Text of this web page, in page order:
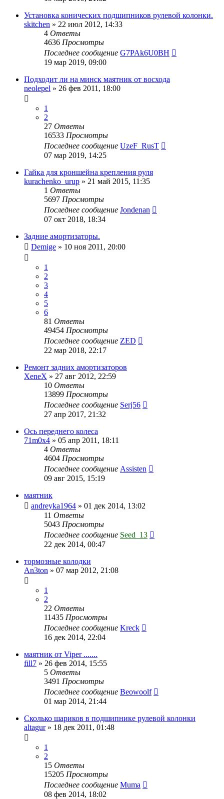
Установка конических подшипников рулевой колонки.
skitchen » 22 июл 2012, 14:33
4 Ответы
4636 Просмотры
Последнее сообщение G7PAk6U0BH
19 мар 2019, 09:00
Подходит ли на минск маятник от восхода
neolepel » 26 фев 2011, 18:00
1
2
27 Ответы
16533 Просмотры
Последнее сообщение UzeF_RusT
07 мар 2019, 14:25
Гайка для кроншейна крепления руля
kurachenko_urup » 21 май 2015, 11:35
1 Ответы
5697 Просмотры
Последнее сообщение Jondenan
07 окт 2018, 18:34
Задние амортизаторы.
Demige » 10 ноя 2011, 20:00
1
2
3
4
5
6
81 Ответы
49454 Просмотры
Последнее сообщение ZED
22 мар 2018, 22:17
Ремонт задних амортизаторов
XeneX » 27 авг 2012, 22:59
10 Ответы
13899 Просмотры
Последнее сообщение Serj56
27 апр 2017, 21:32
Ось переднего колеса
71m0x4 » 05 апр 2011, 18:11
4 Ответы
4604 Просмотры
Последнее сообщение Assisten
09 авг 2015, 15:19
маятник
andreyka1964 » 01 дек 2014, 13:02
11 Ответы
5043 Просмотры
Последнее сообщение Seed_13
22 дек 2014, 00:47
тормозные колодки
An3ton » 07 мар 2012, 21:08
1
2
22 Ответы
11435 Просмотры
Последнее сообщение Kreck
16 дек 2014, 22:04
маятник от Viper .......
fill7 » 26 фев 2014, 15:55
5 Ответы
3491 Просмотры
Последнее сообщение Beowoolf
01 мар 2014, 21:44
Сколько шариков в подшипнике рулевой колонки
altagur» 18 дек 2011, 01:48
1
2
15 Ответы
15205 Просмотры
Последнее сообщение Muma
08 фев 2014, 18:02